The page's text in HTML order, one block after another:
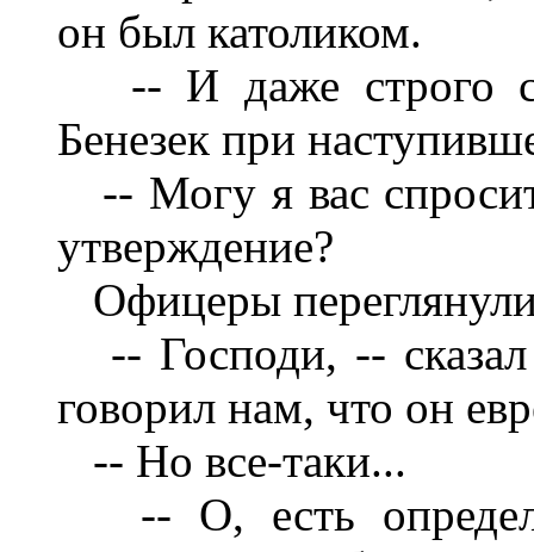
он был католиком.
-- И даже строго
Бенезек при
-- Могу я вас
утверждение?
Офицеры
-- Господи, --
говорил нам, что он
-- Но все-таки...
-- О, есть